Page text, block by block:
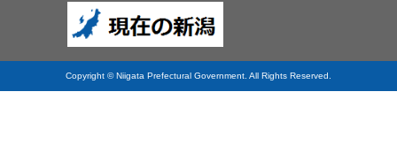
Copyright © Niigata Prefectural Government. All Rights Reserved.